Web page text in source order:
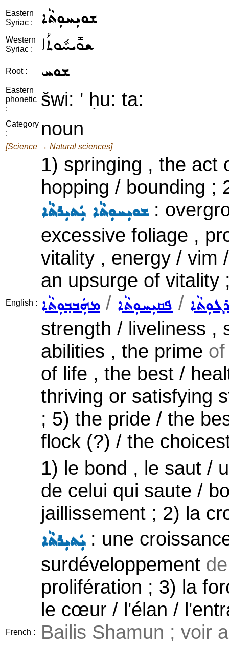
Eastern
Syriac :
ܫܘܝܼܚܘܼܬܵܐ
Western
Syriac :
ܫܘܺܝܚܽܘܬܳܐ
Root : ܫܘܚ
Eastern
phonetic
:
šwi: ' ḥu: ta:
Category
:
noun
[Science → Natural sciences]
English :
1) springing , the act
hopping / bounding ;
ܫܘܝܼܚܘܼܬܵܐ ܝܲܬܝܼܪܬܵܐ:
excessive foliage ,
vitality , energy / vim
an upsurge of
ܡܗܲܒܒ݂ܘܼܬܵܐ / ܦܩܝܼܚܘܼܬܵܐ /
strength / liveliness ,
abilities , the prime
of life , the best /
thriving or satisfying
; 5) the pride / the
flock (?) / the
French :
1) le bond , le saut /
de celui qui saute /
jaillissement ; 2) la
ܝܲܬܝܼܪܬܵܐ: une
surdéveloppement
prolifération ; 3) la
le cœur / l'élan /
Bailis Shamun ; voir